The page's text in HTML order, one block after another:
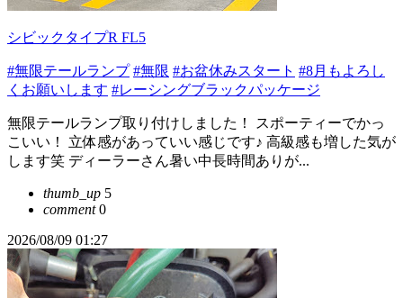
シビックタイプR FL5
#無限テールランプ #無限 #お盆休みスタート #8月もよろし
くお願いします #レーシングブラックパッケージ
無限テールランプ取り付けしました！ スポーティーでかっ
こいい！ 立体感があっていい感じです♪ 高級感も増した気が
します笑 ディーラーさん暑い中長時間ありが...
thumb_up 5
comment0
2026/08/09 01:27